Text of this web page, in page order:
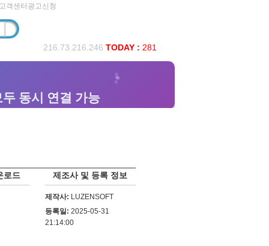
객센터 광고신청
216.73.216.246 TODAY : 281
로드 제조사 및 등록 정보
제작사: LUZENSOFT
등록일: 2025-05-31
21:14:00